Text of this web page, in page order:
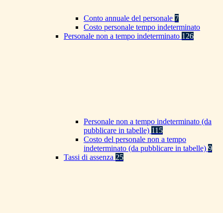
Conto annuale del personale 7
Costo personale tempo indeterminato
Personale non a tempo indeterminato 126
Personale non a tempo indeterminato (da
pubblicare in tabelle) 115
Costo del personale non a tempo
indeterminato (da pubblicare in tabelle) 9
Tassi di assenza 25